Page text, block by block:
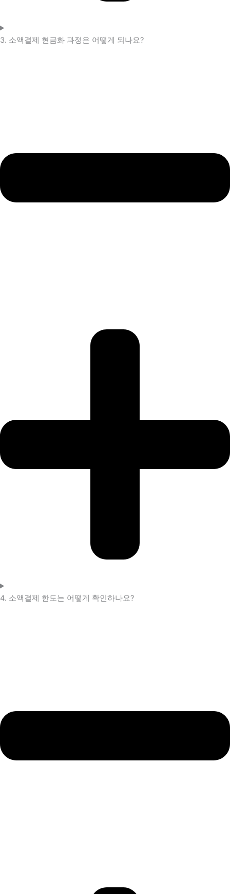
3. 소액결제 현금화 과정은 어떻게 되나요?
4. 소액결제 한도는 어떻게 확인하나요?